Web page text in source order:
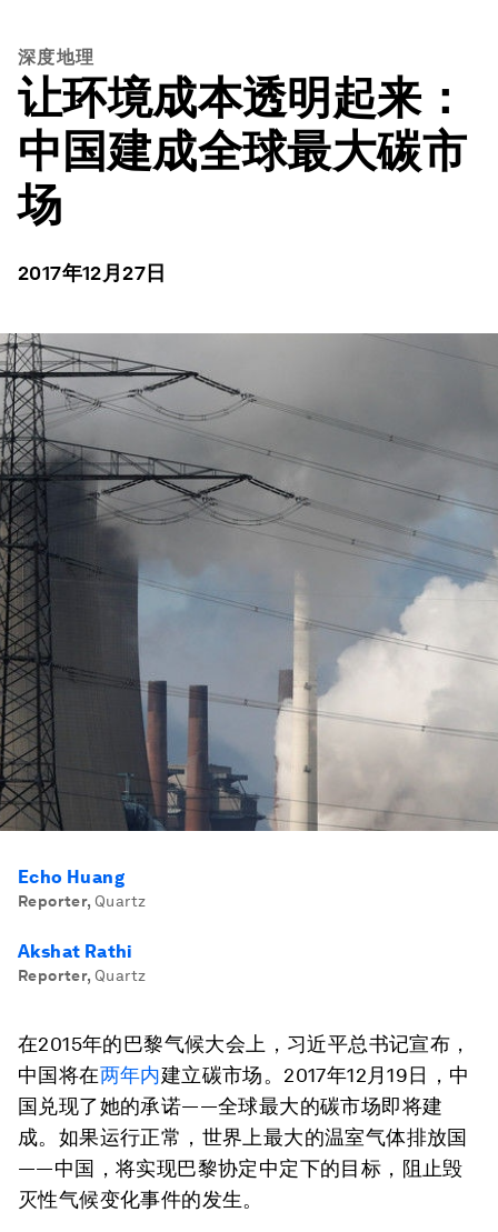
深度地理
让环境成本透明起来：
中国建成全球最大碳市
场
2017年12月27日
Echo Huang
Reporter, Quartz
Akshat Rathi
Reporter, Quartz
在2015年的巴黎气候大会上，习近平总书记宣布，
中国将在两年内建立碳市场。2017年12月19日，中
国兑现了她的承诺——全球最大的碳市场即将建
成。如果运行正常，世界上最大的温室气体排放国
——中国，将实现巴黎协定中定下的目标，阻止毁
灭性气候变化事件的发生。